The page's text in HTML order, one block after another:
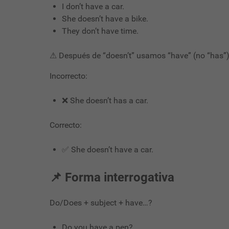
I don’t have a car.
She doesn’t have a bike.
They don’t have time.
⚠ Después de “doesn’t” usamos “have” (no
Incorrecto:
❌ She doesn’t has a car.
Correcto:
✅ She doesn’t have a car.
📌 Forma interrogativa
Do/Does + subject + have…?